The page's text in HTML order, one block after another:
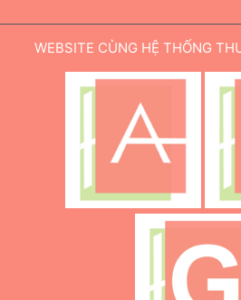
WEBSITE CÙNG HỆ THỐNG